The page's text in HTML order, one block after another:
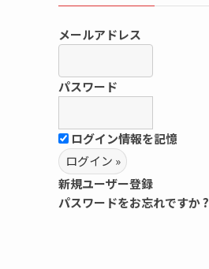
メールアドレス
パスワード
ログイン情報を記憶
新規ユーザー登録
パスワードをお忘れですか ?